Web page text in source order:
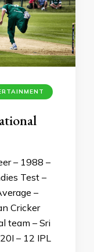
– 1988 –
Test –
–
Cricker
team – Sri
– 12 IPL